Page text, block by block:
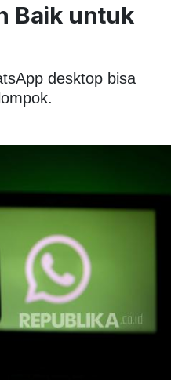
Baik untuk
desktop bisa